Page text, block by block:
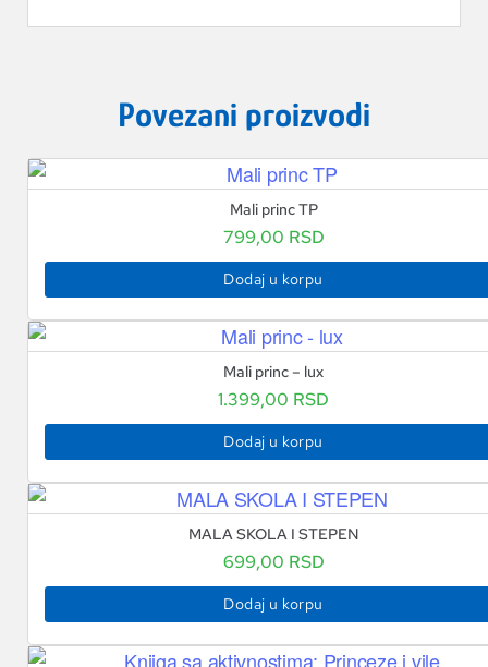
Povezani proizvodi
Mali princ TP
799,00 RSD
Dodaj u korpu
Mali princ – lux
1.399,00 RSD
Dodaj u korpu
MALA SKOLA I STEPEN
699,00 RSD
Dodaj u korpu